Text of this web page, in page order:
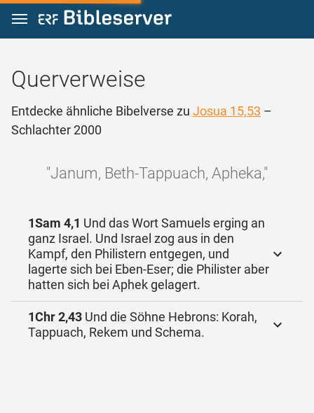
Zum Inhalt springen
Querverweise
Entdecke ähnliche Bibelverse zu Josua 15,53 –
Schlachter 2000
"Janum, Beth-Tappuach, Apheka,"
1Sam 4,1 Und das Wort Samuels erging an
ganz Israel. Und Israel zog aus in den
Kampf, den Philistern entgegen, und
lagerte sich bei Eben-Eser; die Philister aber
hatten sich bei Aphek gelagert.
1Chr 2,43 Und die Söhne Hebrons: Korah,
Tappuach, Rekem und Schema.